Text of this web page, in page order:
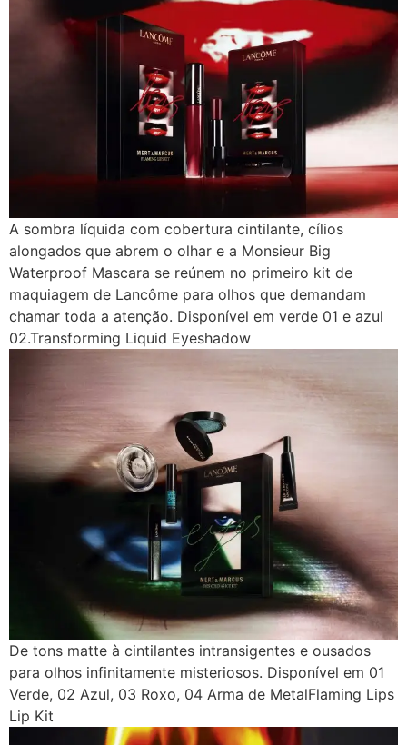
A sombra líquida com cobertura cintilante, cílios
alongados que abrem o olhar e a Monsieur Big
Waterproof Mascara se reúnem no primeiro kit de
maquiagem de Lancôme para olhos que demandam
chamar toda a atenção. Disponível em verde 01 e azul
02.Transforming Liquid Eyeshadow
De tons matte à cintilantes intransigentes e ousados ​​
para olhos infinitamente misteriosos. Disponível em 01
Verde, 02 Azul, 03 Roxo, 04 Arma de MetalFlaming Lips
Lip Kit